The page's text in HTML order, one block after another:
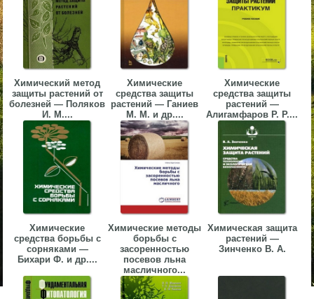
Химический метод
защиты растений от
болезней — Поляков
И. М....
Химические
средства защиты
растений — Ганиев
М. М. и др....
Химические
средства защиты
растений —
Алигамфаров Р. Р....
Химические
средства борьбы с
сорняками —
Бихари Ф. и др....
Химические методы
борьбы с
засоренностью
посевов льна
масличного...
Химическая защита
растений —
Зинченко В. А.
▼